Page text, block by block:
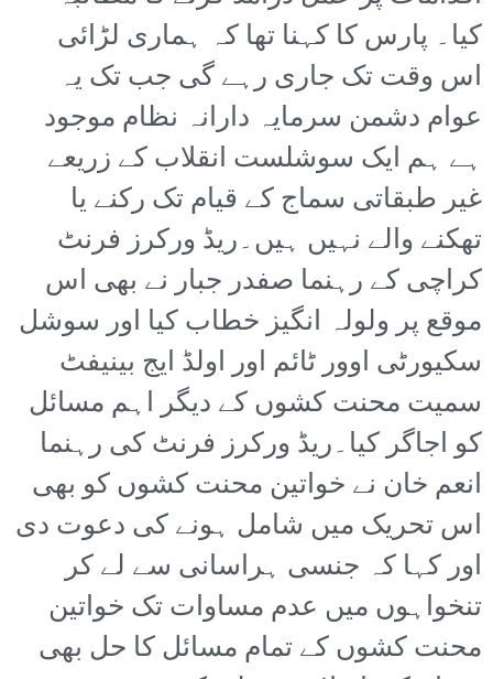
کیا۔ پارس کا کہنا تھا کہ ہماری لڑائی
اس وقت تک جاری رہے گی جب تک یہ
عوام دشمن سرمایہ دارانہ نظام موجود
ہے ہم ایک سوشلست انقلاب کے زریعے
غیر طبقاتی سماج کے قیام تک رکنے یا
تھکنے والے نہیں ہیں۔ریڈ ورکرز فرنٹ
کراچی کے رہنما صفدر جبار نے بھی اس
موقع پر ولولہ انگیز خطاب کیا اور سوشل
سکیورٹی اوور ٹائم اور اولڈ ایج بینیفٹ
سمیت محنت کشوں کے دیگر اہم مسائل
کو اجاگر کیا۔ریڈ ورکرز فرنٹ کی رہنما
انعم خان نے خواتین محنت کشوں کو بھی
اس تحریک میں شامل ہونے کی دعوت دی
اور کہا کہ جنسی ہراسانی سے لے کر
تنخواہوں میں عدم مساوات تک خواتین
محنت کشوں کے تمام مسائل کا حل بھی